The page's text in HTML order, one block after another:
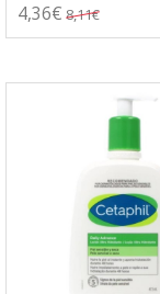
4,36€ 8,11€